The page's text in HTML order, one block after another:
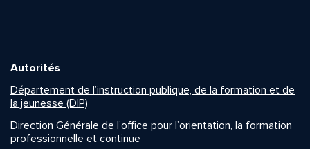
Autorités
Département de l’instruction publique, de la formation et de
la jeunesse (DIP)
Direction Générale de l’office pour l’orientation, la formation
professionnelle et continue